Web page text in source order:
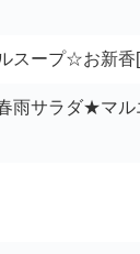
スープ☆お新香[
雨サラダ★マ